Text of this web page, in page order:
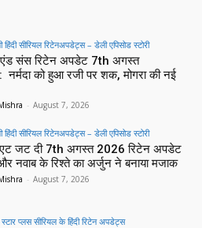
हिंदी सीरियल रिटेनअपडेट्स – डेली एपिसोड स्टोरी
एंड संस रिटेन अपडेट 7th अगस्त
को हुआ रजी पर शक, मोगरा की नई
- August 7, 2026
हिंदी सीरियल रिटेनअपडेट्स – डेली एपिसोड स्टोरी
जट दी 7th अगस्त 2026 रिटेन अपडेट
नवाब के रिश्ते का अर्जुन ने बनाया मजाक
- August 7, 2026
प्लस सीरियल के हिंदी रिटेन अपडेट्स